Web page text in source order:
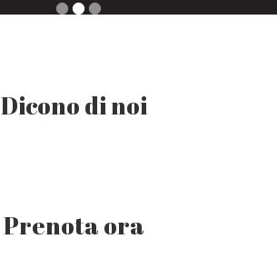
Dicono di noi
Prenota ora